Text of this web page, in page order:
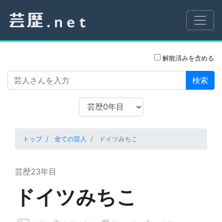
解散済みを含める
検索
トップ 全ての芸人 ドイツみちこ
芸歴23年目
ドイツみちこ